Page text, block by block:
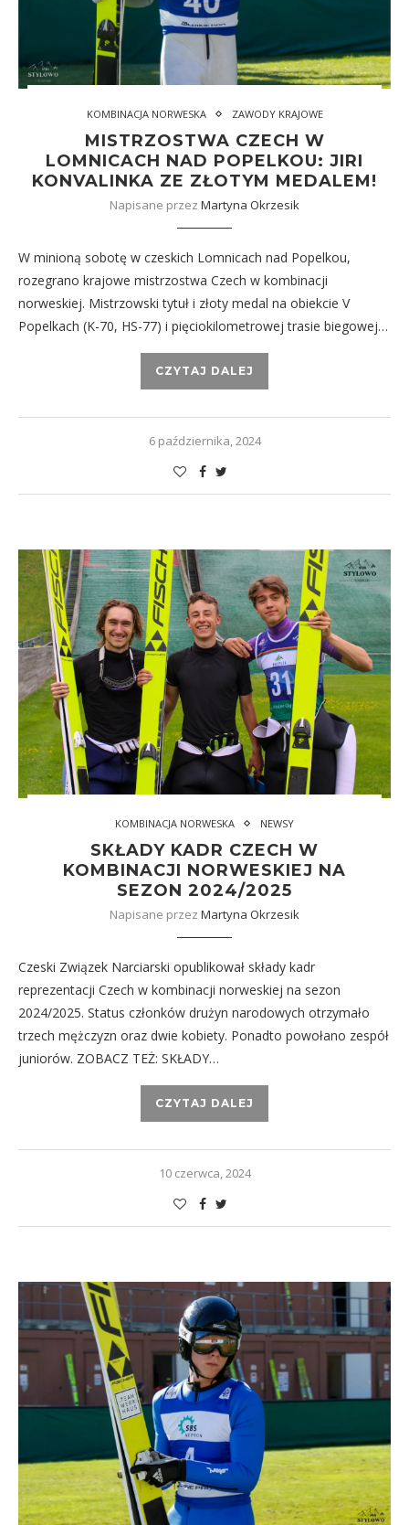
KOMBINACJA NORWESKA ZAWODY KRAJOWE
MISTRZOSTWA CZECH W
LOMNICACH NAD POPELKOU: JIRI
KONVALINKA ZE ZŁOTYM MEDALEM!
Napisane przez Martyna Okrzesik
W minioną sobotę w czeskich Lomnicach nad Popelkou,
rozegrano krajowe mistrzostwa Czech w kombinacji
norweskiej. Mistrzowski tytuł i złoty medal na obiekcie V
Popelkach (K-70, HS-77) i pięciokilometrowej trasie biegowej…
CZYTAJ DALEJ
6 października, 2024
KOMBINACJA NORWESKA NEWSY
SKŁADY KADR CZECH W
KOMBINACJI NORWESKIEJ NA
SEZON 2024/2025
Napisane przez Martyna Okrzesik
Czeski Związek Narciarski opublikował składy kadr
reprezentacji Czech w kombinacji norweskiej na sezon
2024/2025. Status członków drużyn narodowych otrzymało
trzech mężczyzn oraz dwie kobiety. Ponadto powołano zespół
juniorów. ZOBACZ TEŻ: SKŁADY…
CZYTAJ DALEJ
10 czerwca, 2024